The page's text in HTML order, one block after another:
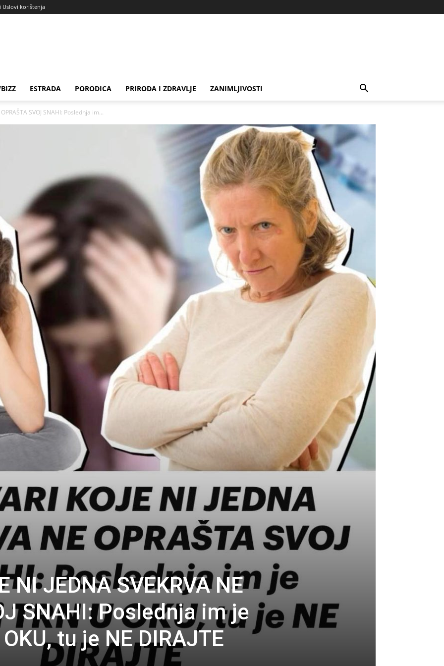
Uslovi korištenja
ESTRADA PORODICA PRIRODA I ZDRAVLJE ZANIMLJIVOSTI
SVOJ SNAHI: Poslednja im...
NI JEDNA SVEKRVA NE
SNAHI: Poslednja im je
tu je NE DIRAJTE